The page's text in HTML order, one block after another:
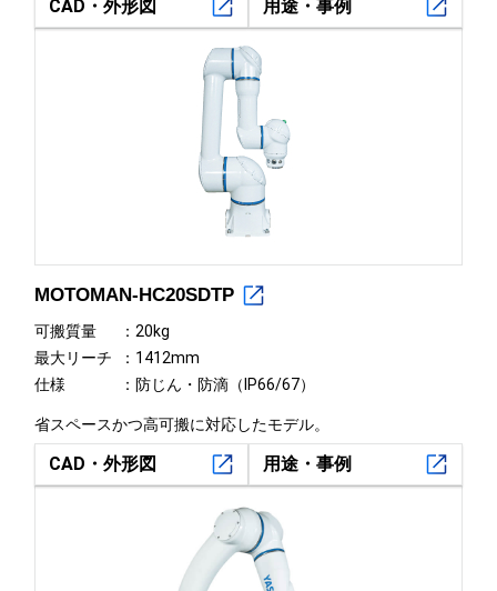
CAD・外形図 用途・事例
MOTOMAN-HC20SDTP
可搬質量
20kg
最大リーチ
1412mm
仕様
防じん・防滴（IP66/67）
省スペースかつ高可搬に対応したモデル。
CAD・外形図 用途・事例